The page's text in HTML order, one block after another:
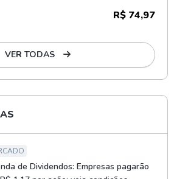
R$ 74,97
VER TODAS
de Dividendos: Empresas pagarão